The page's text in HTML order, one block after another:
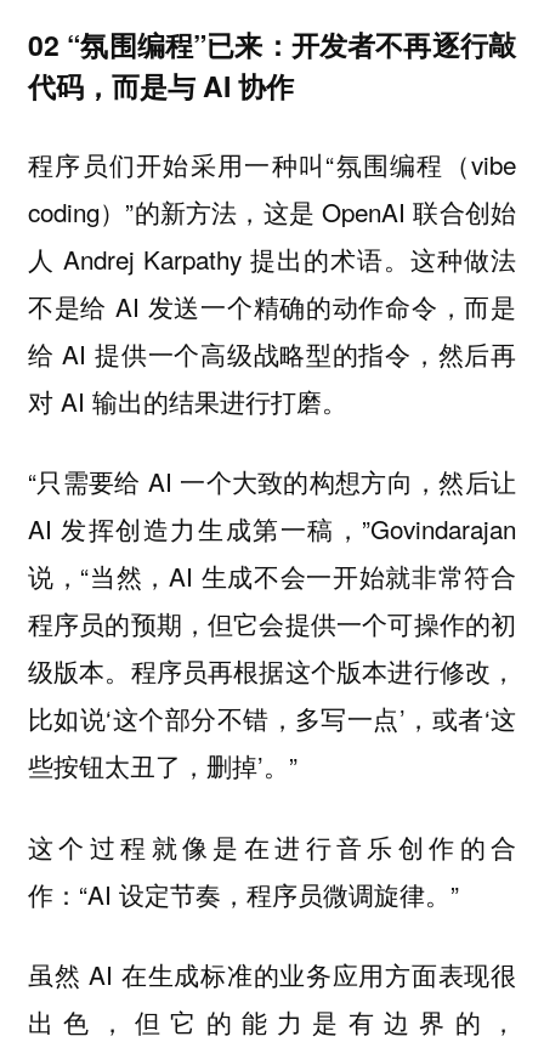
02 “氛围编程”已来：开发者不再逐行敲
代码，而是与 AI 协作
程序员们开始采用一种叫“氛围编程（vibe
coding）”的新方法，这是 OpenAI 联合创始
人 Andrej Karpathy 提出的术语。这种做法
不是给 AI 发送一个精确的动作命令，而是
给 AI 提供一个高级战略型的指令，然后再
对 AI 输出的结果进行打磨。
“只需要给 AI 一个大致的构想方向，然后让
AI 发挥创造力生成第一稿，”Govindarajan
说，“当然，AI 生成不会一开始就非常符合
程序员的预期，但它会提供一个可操作的初
级版本。程序员再根据这个版本进行修改，
比如说‘这个部分不错，多写一点’，或者‘这
些按钮太丑了，删掉’。”
这个过程就像是在进行音乐创作的合
作：“AI 设定节奏，程序员微调旋律。”
虽然 AI 在生成标准的业务应用方面表现很
出色，但它的能力是有边界的，